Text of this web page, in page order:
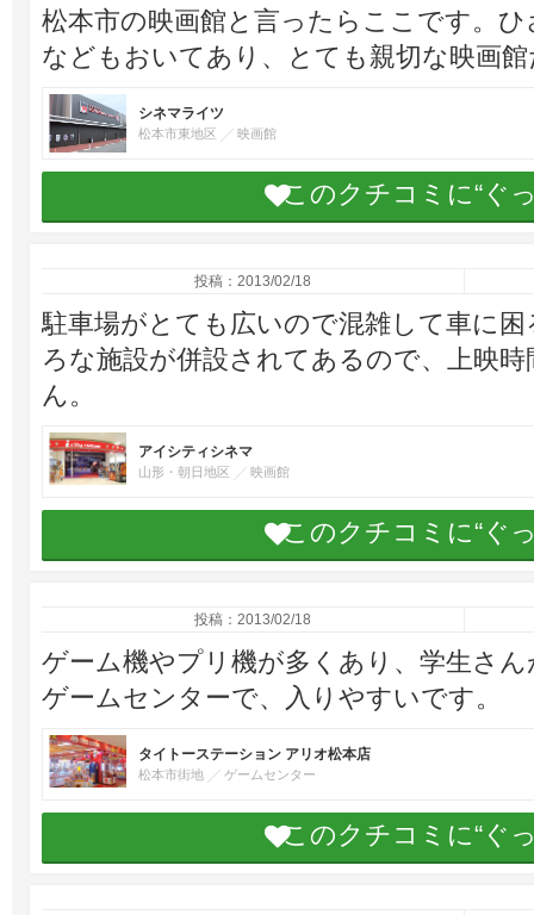
松本市の映画館と言ったらここです。
などもおいてあり、とても親切な映画
シネマライツ
松本市東地区 映画館
このクチコミに“ぐ
投稿：2013/02/18
駐車場がとても広いので混雑して車に
ろな施設が併設されてあるので、上映
ん。
アイシティシネマ
山形・朝日地区 映画館
このクチコミに“ぐ
投稿：2013/02/18
ゲーム機やプリ機が多くあり、学生さ
ゲームセンターで、入りやすいです。
タイトーステーション アリオ松本店
松本市街地 ゲームセンター
このクチコミに“ぐ